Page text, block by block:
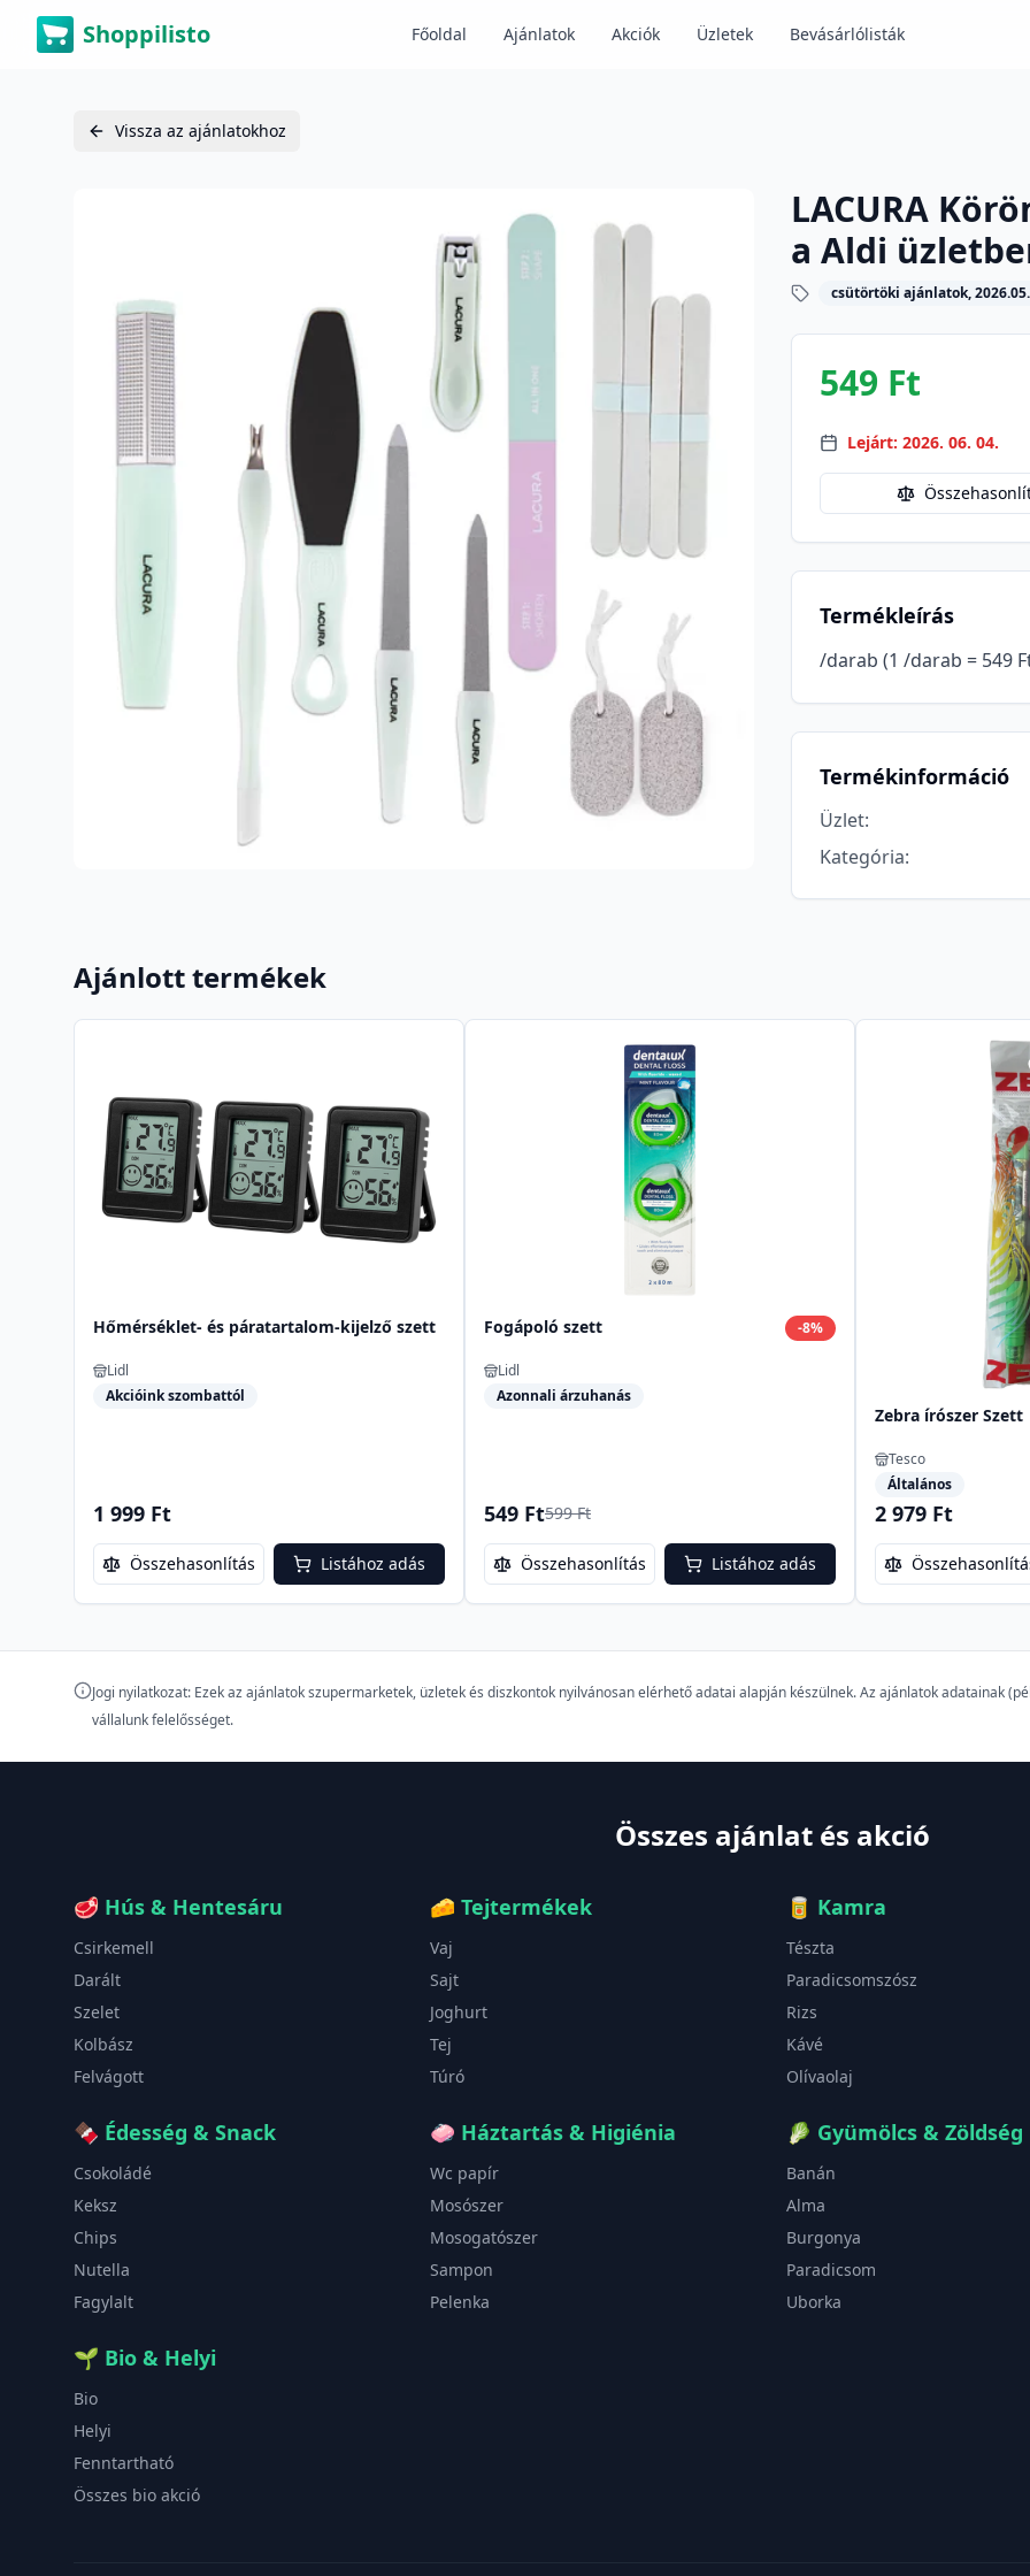
Shoppilisto Főoldal Ajánlatok Akciók Üzletek Bevásárlólisták
Vissza az ajánlatokhoz
LACURA
a Aldi
csütörtöki ajánlatok,
549 Ft
Lejárt: 2026. 06. 04.
Termékleírás
/darab (1 /darab = 549
Termékinformáció
Üzlet:
Kategória:
Ajánlott termékek
Hőmérséklet- és páratartalom-kijelző szett
Lidl
Akcióink szombattól
1 999 Ft
Összehasonlítás Listához adás
Fogápoló szett -8%
Lidl
Azonnali árzuhanás
549 Ft599 Ft
Összehasonlítás Listához adás
Zebra írószer Szett
Tesco
Általános
2 979 Ft
Jogi nyilatkozat: Ezek az ajánlatok szupermarketek, üzletek és diszkontok nyilvánosan elérhető adatai alapján készülnek. Az ajánlatok adatainak
vállalunk felelősséget.
Összes ajánlat és akció
🥩 Hús & Hentesáru
Csirkemell
Darált
Szelet
Kolbász
Felvágott
🧀 Tejtermékek
Vaj
Sajt
Joghurt
Tej
Túró
🥫 Kamra
Tészta
Paradicsomszósz
Rizs
Kávé
Olívaolaj
🍫 Édesség & Snack
Csokoládé
Keksz
Chips
Nutella
Fagylalt
🧼 Háztartás & Higiénia
Wc papír
Mosószer
Mosogatószer
Sampon
Pelenka
🥬 Gyümölcs & Zöldség
Banán
Alma
Burgonya
Paradicsom
Uborka
🌱 Bio & Helyi
Bio
Helyi
Fenntartható
Összes bio akció